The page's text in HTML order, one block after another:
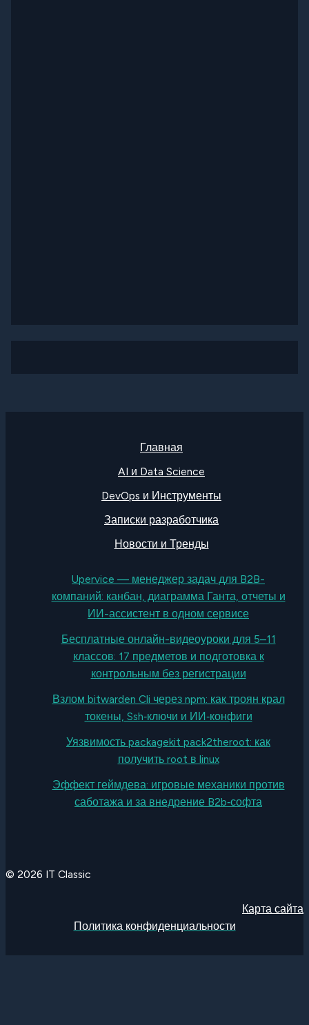
Главная
AI и Data Science
DevOps и Инструменты
Записки разработчика
Новости и Тренды
Upervice — менеджер задач для B2B-
компаний: канбан, диаграмма Ганта, отчеты и
ИИ-ассистент в одном сервисе
Бесплатные онлайн-видеоуроки для 5–11
классов: 17 предметов и подготовка к
контрольным без регистрации
Взлом bitwarden Cli через npm: как троян крал
токены, Ssh‑ключи и ИИ‑конфиги
Уязвимость packagekit pack2theroot: как
получить root в linux
Эффект геймдева: игровые механики против
саботажа и за внедрение B2b‑софта
© 2026 IT Classic
Карта сайта
Политика конфиденциальности